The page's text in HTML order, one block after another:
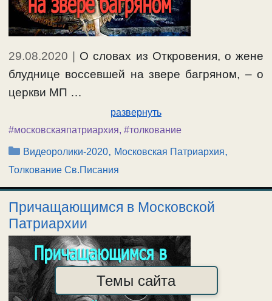
29.08.2020
О словах из Откровения, о жене
блуднице воссевшей на звере багряном, – о
церкви МП …
развернуть
#московскаяпатриархия, #толкование
Рубрики
Видеоролики-2020, Московская Патриархия,
Толкование Св.Писания
Причащающимся в Московской
Патриархии
Темы сайта